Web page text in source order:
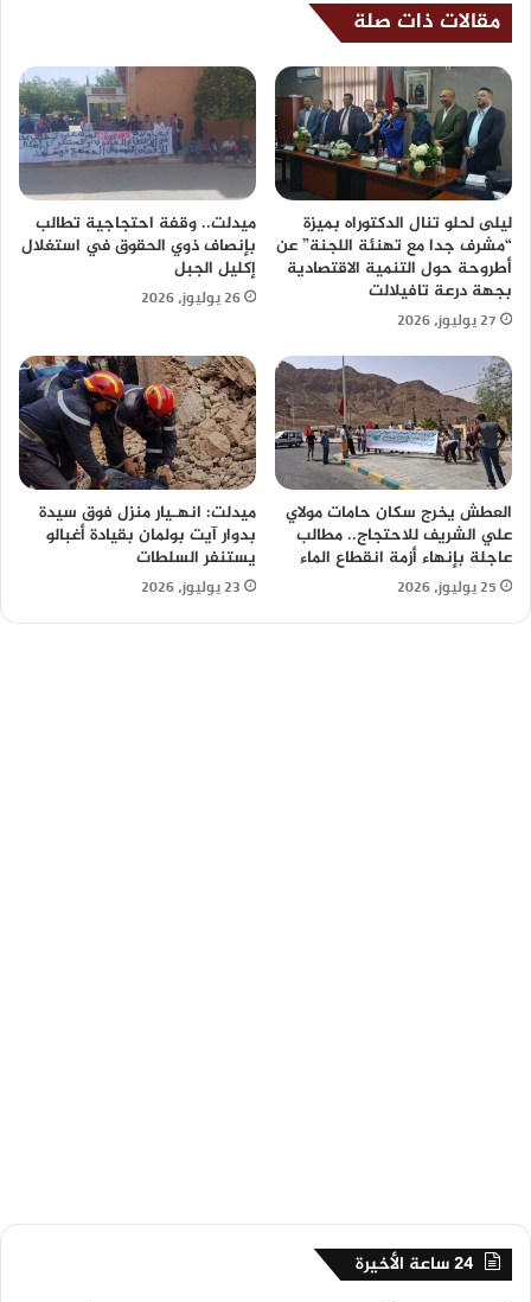
مقالات ذات صلة
ليلى لحلو تنال الدكتوراه بميزة
“مشرف جدا مع تهنئة اللجنة” عن
أطروحة حول التنمية الاقتصادية
بجهة درعة تافيلالت
27 يوليوز، 2026
ميدلت.. وقفة احتجاجية تطالب
بإنصاف ذوي الحقوق في استغلال
إكليل الجبل
26 يوليوز، 2026
العطش يخرج سكان حامات مولاي
علي الشريف للاحتجاج.. مطالب
عاجلة بإنهاء أزمة انقطاع الماء
25 يوليوز، 2026
ميدلت: انهـيار منزل فوق سيدة
بدوار آيت بولمان بقيادة أغبالو
يستنفر السلطات
23 يوليوز، 2026
24 ساعة الأخيرة